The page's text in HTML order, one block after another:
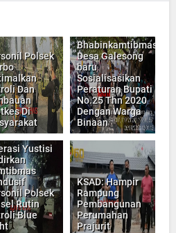
Polsek
Dan
Di
Bhabinkamtibmas
Desa Galesong
baru
Sosialisasikan
Peraturan Bupati
No.25 Thn 2020
Dengan Warga
Binaan
Yustisi
Polsek
Rutin
Blue
KSAD: Hampir
Rampung
Pembangunan
Perumahan
Prajurit